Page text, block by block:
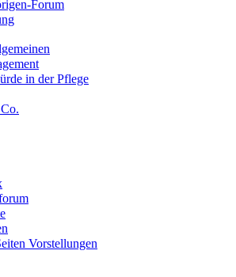
Forum
in der Pflege
Vorstellungen